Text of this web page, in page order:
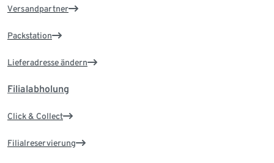
Versandpartner
Packstation
Lieferadresse ändern
Filialabholung
Click & Collect
Filialreservierung